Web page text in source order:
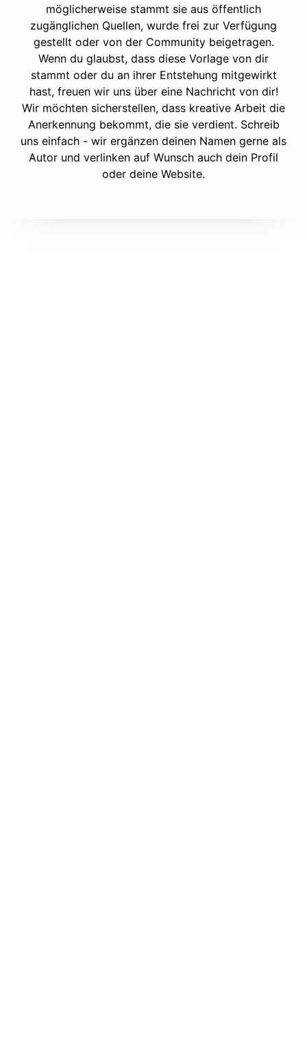
möglicherweise stammt sie aus öffentlich
zugänglichen Quellen, wurde frei zur Verfügung
gestellt oder von der Community beigetragen.
Wenn du glaubst, dass diese Vorlage von dir
stammt oder du an ihrer Entstehung mitgewirkt
hast, freuen wir uns über eine Nachricht von dir!
Wir möchten sicherstellen, dass kreative Arbeit die
Anerkennung bekommt, die sie verdient. Schreib
uns einfach - wir ergänzen deinen Namen gerne als
Autor und verlinken auf Wunsch auch dein Profil
oder deine Website.